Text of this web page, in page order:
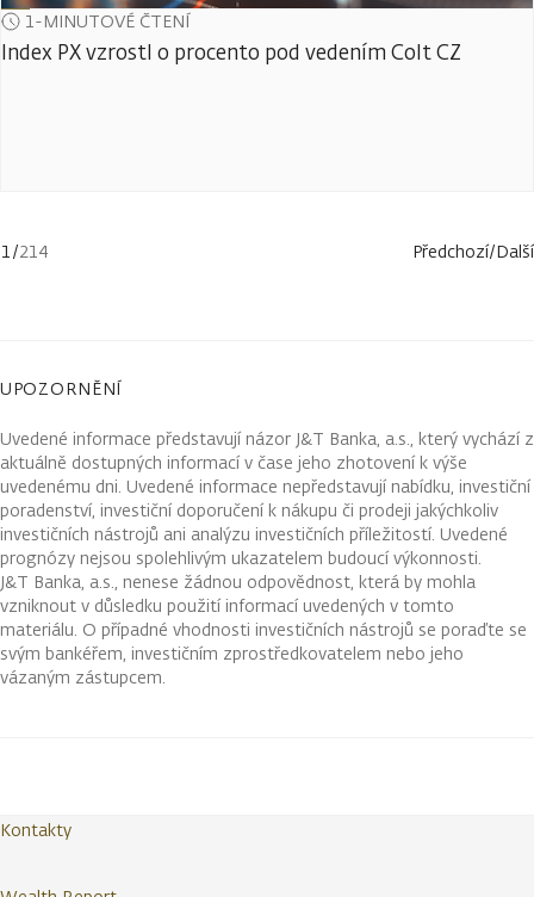
1-MINUTOVÉ ČTENÍ
Index PX vzrostl o procento pod vedením Colt CZ
1/214 Předchozí/Další
UPOZORNĚNÍ
Uvedené informace představují názor J&T Banka, a.s., který vychází z
aktuálně dostupných informací v čase jeho zhotovení k výše
uvedenému dni. Uvedené informace nepředstavují nabídku, investiční
poradenství, investiční doporučení k nákupu či prodeji jakýchkoliv
investičních nástrojů ani analýzu investičních příležitostí. Uvedené
prognózy nejsou spolehlivým ukazatelem budoucí výkonnosti.
J&T Banka, a.s., nenese žádnou odpovědnost, která by mohla
vzniknout v důsledku použití informací uvedených v tomto
materiálu. O případné vhodnosti investičních nástrojů se poraďte se
svým bankéřem, investičním zprostředkovatelem nebo jeho
vázaným zástupcem.
Kontakty